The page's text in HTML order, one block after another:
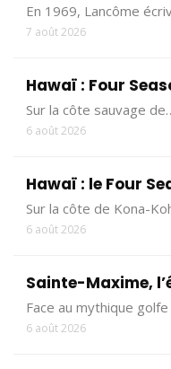
En 1969, Lancôme
7 août 2026
Hawaï : Four
Sur la côte sauvage
6 août 2026
Hawaï : le Four
Sur la côte de Kona-
6 août 2026
Sainte-Maxime,
Face au mythique
6 août 2026